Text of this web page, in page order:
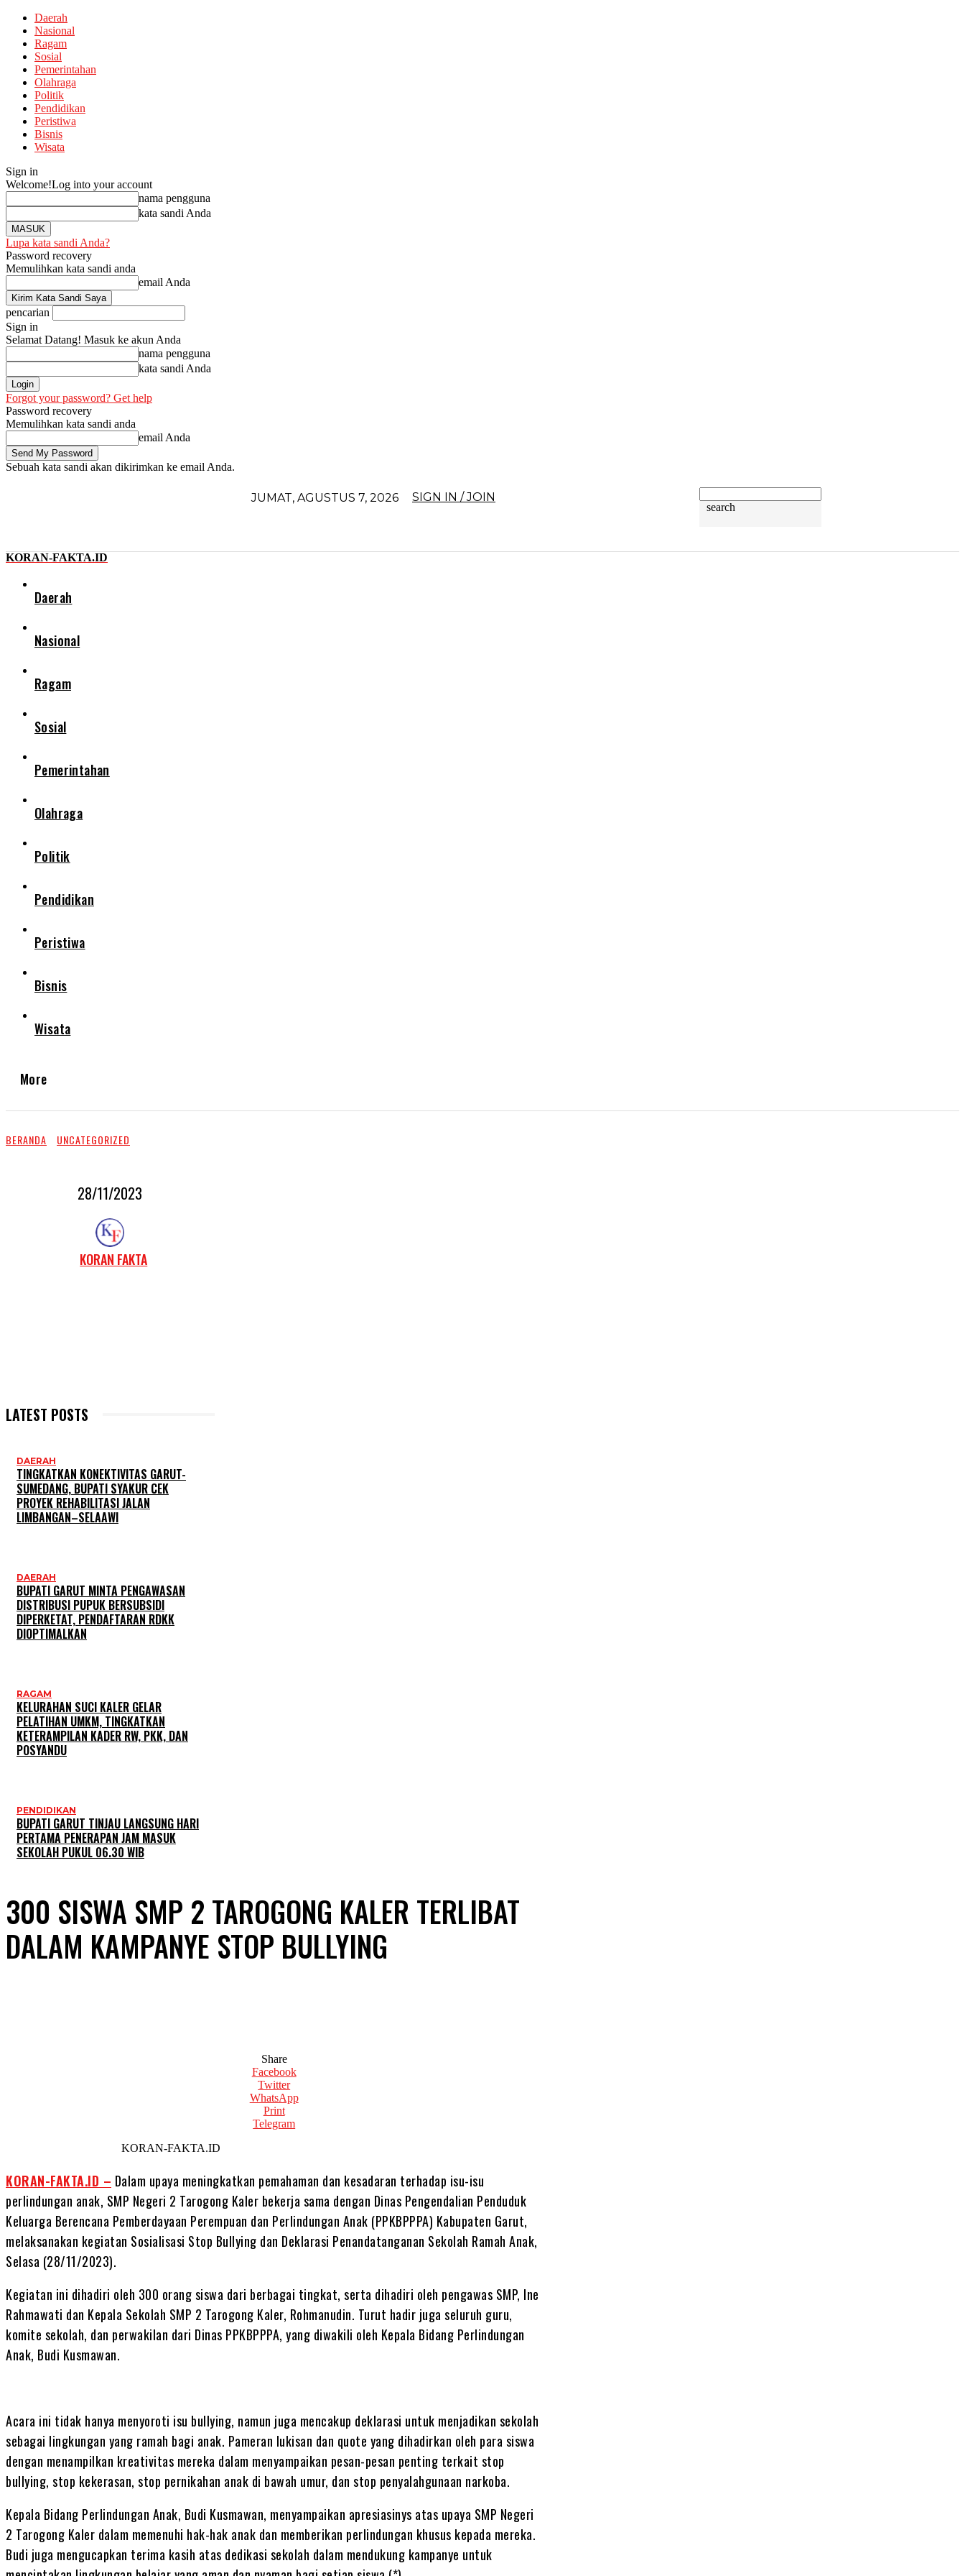
Daerah
Nasional
Ragam
Sosial
Pemerintahan
Olahraga
Politik
Pendidikan
Peristiwa
Bisnis
Wisata
Sign in
Welcome!Log into your account
nama pengguna
kata sandi Anda
Lupa kata sandi Anda?
Password recovery
Memulihkan kata sandi anda
email Anda
pencarian
Sign in
Selamat Datang! Masuk ke akun Anda
nama pengguna
kata sandi Anda
Forgot your password? Get help
Password recovery
Memulihkan kata sandi anda
email Anda
Sebuah kata sandi akan dikirimkan ke email Anda.
JUMAT, AGUSTUS 7, 2026 SIGN IN / JOIN
search
KORAN-FAKTA.ID
Daerah
Nasional
Ragam
Sosial
Pemerintahan
Olahraga
Politik
Pendidikan
Peristiwa
Bisnis
Wisata
More
BERANDA UNCATEGORIZED
28/11/2023
KORAN FAKTA
LATEST POSTS
DAERAH
TINGKATKAN KONEKTIVITAS GARUT-
SUMEDANG, BUPATI SYAKUR CEK
PROYEK REHABILITASI JALAN
LIMBANGAN–SELAAWI
DAERAH
BUPATI GARUT MINTA PENGAWASAN
DISTRIBUSI PUPUK BERSUBSIDI
DIPERKETAT, PENDAFTARAN RDKK
DIOPTIMALKAN
RAGAM
KELURAHAN SUCI KALER GELAR
PELATIHAN UMKM, TINGKATKAN
KETERAMPILAN KADER RW, PKK, DAN
POSYANDU
PENDIDIKAN
BUPATI GARUT TINJAU LANGSUNG HARI
PERTAMA PENERAPAN JAM MASUK
SEKOLAH PUKUL 06.30 WIB
300 SISWA SMP 2 TAROGONG KALER TERLIBAT
DALAM KAMPANYE STOP BULLYING
Share
Facebook
Twitter
WhatsApp
Print
Telegram
KORAN-FAKTA.ID
KORAN-FAKTA.ID – Dalam upaya meningkatkan pemahaman dan kesadaran terhadap isu-isu
perlindungan anak, SMP Negeri 2 Tarogong Kaler bekerja sama dengan Dinas Pengendalian Penduduk
Keluarga Berencana Pemberdayaan Perempuan dan Perlindungan Anak (PPKBPPPA) Kabupaten Garut,
melaksanakan kegiatan Sosialisasi Stop Bullying dan Deklarasi Penandatanganan Sekolah Ramah Anak,
Selasa (28/11/2023).
Kegiatan ini dihadiri oleh 300 orang siswa dari berbagai tingkat, serta dihadiri oleh pengawas SMP, Ine
Rahmawati dan Kepala Sekolah SMP 2 Tarogong Kaler, Rohmanudin. Turut hadir juga seluruh guru,
komite sekolah, dan perwakilan dari Dinas PPKBPPPA, yang diwakili oleh Kepala Bidang Perlindungan
Anak, Budi Kusmawan.
Acara ini tidak hanya menyoroti isu bullying, namun juga mencakup deklarasi untuk menjadikan sekolah
sebagai lingkungan yang ramah bagi anak. Pameran lukisan dan quote yang dihadirkan oleh para siswa
dengan menampilkan kreativitas mereka dalam menyampaikan pesan-pesan penting terkait stop
bullying, stop kekerasan, stop pernikahan anak di bawah umur, dan stop penyalahgunaan narkoba.
Kepala Bidang Perlindungan Anak, Budi Kusmawan, menyampaikan apresiasinys atas upaya SMP Negeri
2 Tarogong Kaler dalam memenuhi hak-hak anak dan memberikan perlindungan khusus kepada mereka.
Budi juga mengucapkan terima kasih atas dedikasi sekolah dalam mendukung kampanye untuk